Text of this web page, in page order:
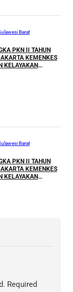
Barat
PKN II TAHUN
KEMENKES
KELAYAKAN
DOORS
Barat
PKN II TAHUN
KEMENKES
KELAYAKAN
DOORS
Required